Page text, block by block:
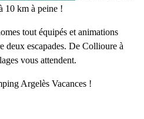
10 km à peine !
tout équipés et animations
deux escapades. De Collioure à
vous attendent.
Argelès Vacances !